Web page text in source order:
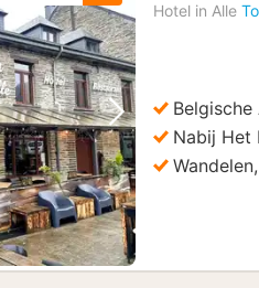
Volgende foto
Hotel in Alle
Belgische
Nabij Het